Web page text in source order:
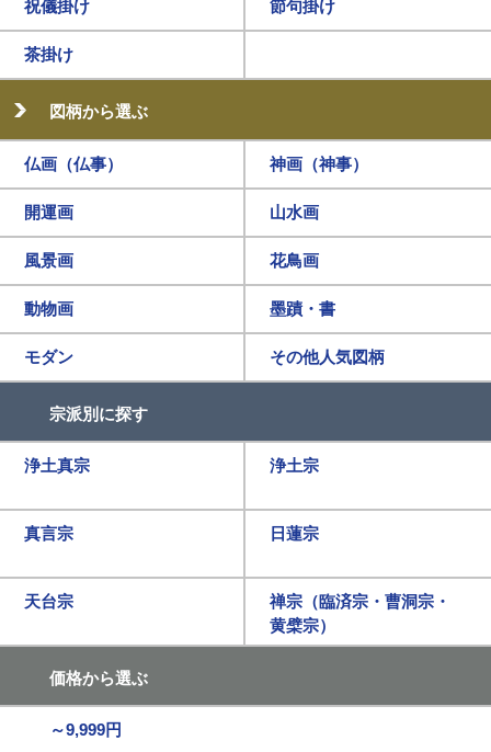
祝儀掛け 節句掛け
茶掛け
図柄から選ぶ
仏画（仏事） 神画（神事）
開運画 山水画
風景画 花鳥画
動物画 墨蹟・書
モダン その他人気図柄
宗派別に探す
浄土真宗 浄土宗
真言宗 日蓮宗
天台宗
禅宗（臨済宗・曹洞宗・
黄檗宗）
価格から選ぶ
～9,999円